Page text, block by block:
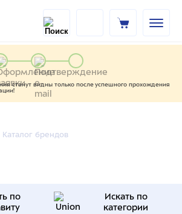
станут видны только после успешного прохождения
Каталог брендов
по
Искать по
категории